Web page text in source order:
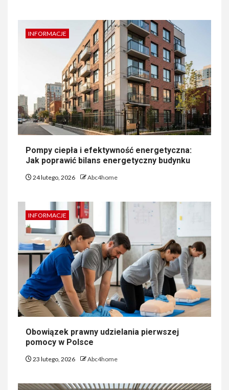
INFORMACJE
Pompy ciepła i efektywność energetyczna:
Jak poprawić bilans energetyczny budynku
24 lutego, 2026 Abc4home
INFORMACJE
Obowiązek prawny udzielania pierwszej
pomocy w Polsce
23 lutego, 2026 Abc4home